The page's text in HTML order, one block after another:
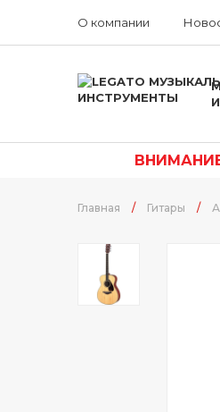
О компании
Главная / Гитары /